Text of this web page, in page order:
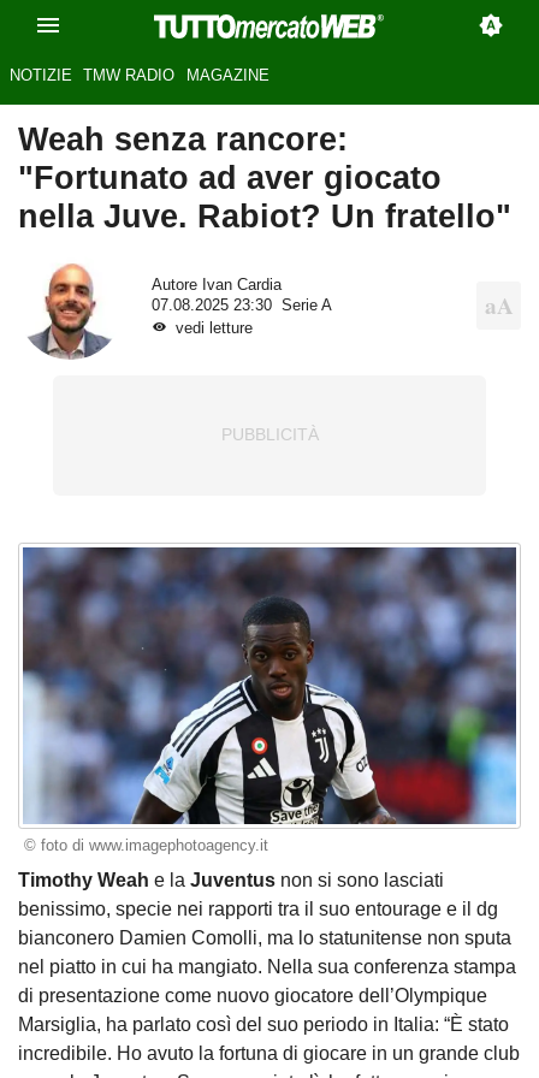
NOTIZIE TMW RADIO MAGAZINE
Weah senza rancore:
"Fortunato ad aver giocato
nella Juve. Rabiot? Un fratello"
Autore Ivan Cardia
07.08.2025 23:30
Serie A
vedi letture
© foto di www.imagephotoagency.it
Timothy Weah e la Juventus non si sono lasciati
benissimo, specie nei rapporti tra il suo entourage e il dg
bianconero Damien Comolli, ma lo statunitense non sputa
nel piatto in cui ha mangiato. Nella sua conferenza stampa
di presentazione come nuovo giocatore dell’Olympique
Marsiglia, ha parlato così del suo periodo in Italia: “È stato
incredibile. Ho avuto la fortuna di giocare in un grande club